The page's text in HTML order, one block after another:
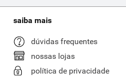
saiba mais
dúvidas frequentes
nossas lojas
política de privacidade